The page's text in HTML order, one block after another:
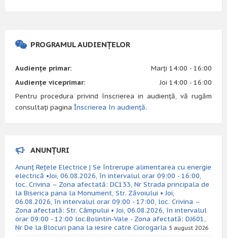
PROGRAMUL AUDIENȚELOR
Audiențe primar:
Marți 14:00 - 16:00
Audiențe viceprimar:
Joi 14:00 - 16:00
Pentru procedura privind înscrierea in audiență, vă rugăm
consultați pagina Înscrierea în audiență.
ANUNȚURI
Anunț Rețele Electrice | Se întrerupe alimentarea cu energie
electrică •Joi, 06.08.2026, în intervalul orar 09:00 - 16:00,
loc. Crivina – Zona afectată: DC133, Nr Strada principala de
la Biserica pana la Monument, Str. Zăvoiului • Joi,
06.08.2026, în intervalul orar 09:00 - 17:00, loc. Crivina –
Zona afectată: Str. Câmpului • Joi, 06.08.2026, în intervalul
orar 09:00 - 12:00 loc.Bolintin-Vale - Zona afectată: DJ601,
Nr De la Blocuri pana la iesire catre Ciorogarla 5 august 2026